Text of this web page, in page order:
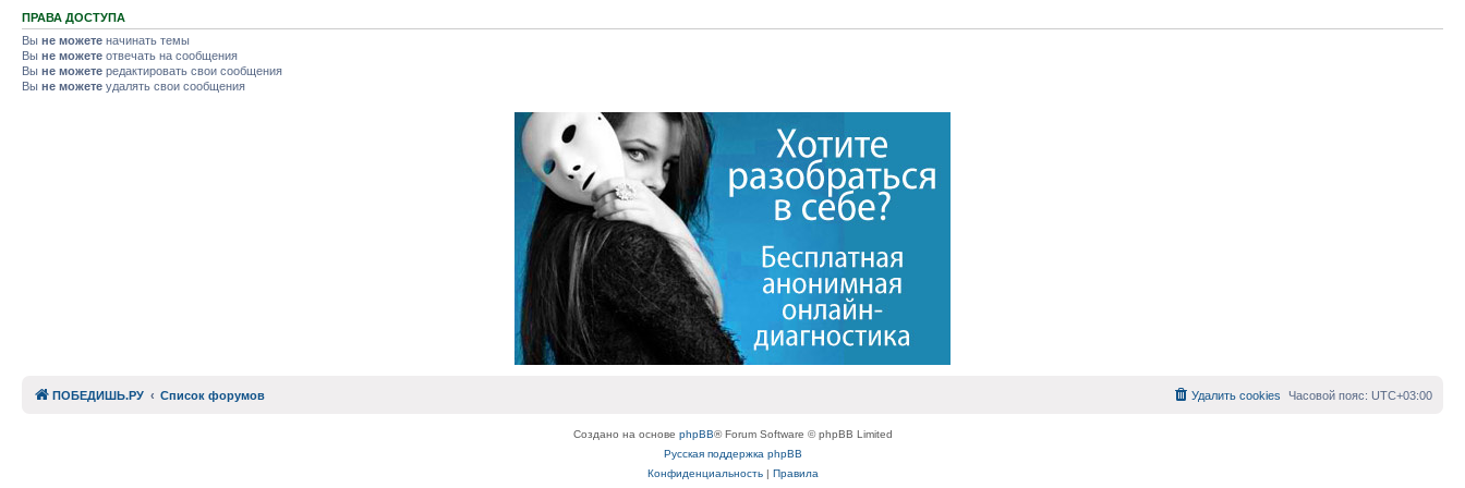
ПРАВА ДОСТУПА
Вы не можете начинать темы
Вы не можете отвечать на сообщения
Вы не можете редактировать свои сообщения
Вы не можете удалять свои сообщения
ПОБЕДИШЬ.РУ Список форумов Часовой пояс: UTC+03:00
Удалить cookies
Создано на основе phpBB® Forum Software © phpBB Limited
Русская поддержка phpBB
Конфиденциальность| Правила